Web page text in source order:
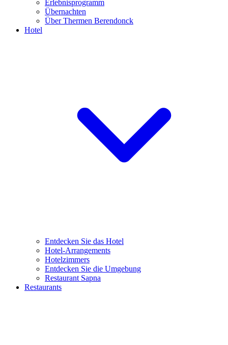
Erlebnisprogramm
Übernachten
Über Thermen Berendonck
Hotel
Entdecken Sie das Hotel
Hotel-Arrangements
Hotelzimmers
Entdecken Sie die Umgebung
Restaurant Sapna
Restaurants